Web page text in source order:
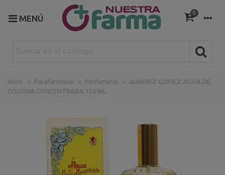
MENÚ
0
Inicio > Parafarmacia > Perfumeria >
ALVAREZ GOMEZ AGUA DE
COLONIA CONCENTRADA 150 ML